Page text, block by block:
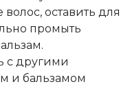
оставить для
промыть
с другими
и бальзамом